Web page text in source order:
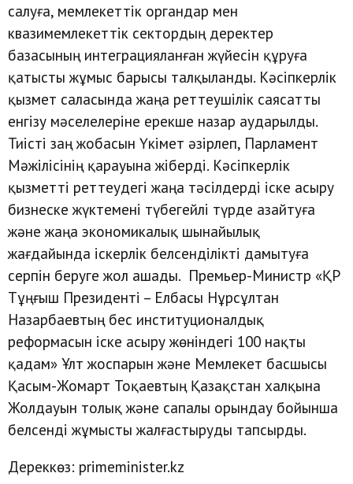
салуға, мемлекеттік органдар мен
квазимемлекеттік сектордың деректер
базасының интеграцияланған жүйесін құруға
қатысты жұмыс барысы талқыланды. Кәсіпкерлік
қызмет саласында жаңа реттеушілік саясатты
енгізу мәселелеріне ерекше назар аударылды.
Тиісті заң жобасын Үкімет әзірлеп, Парламент
Мәжілісінің қарауына жіберді. Кәсіпкерлік
қызметті реттеудегі жаңа тәсілдерді іске асыру
бизнеске жүктемені түбегейлі түрде азайтуға
және жаңа экономикалық шынайылық
жағдайында іскерлік белсенділікті дамытуға
серпін беруге жол ашады. Премьер-Министр «ҚР
Тұңғыш Президенті – Елбасы Нұрсұлтан
Назарбаевтың бес институционалдық
реформасын іске асыру жөніндегі 100 нақты
қадам» Ұлт жоспарын және Мемлекет басшысы
Қасым-Жомарт Тоқаевтың Қазақстан халқына
Жолдауын толық және сапалы орындау бойынша
белсенді жұмысты жалғастыруды тапсырды.
Дереккөз: primeminister.kz